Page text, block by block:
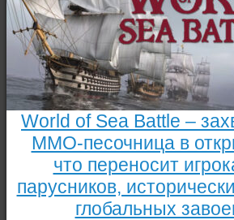
World of Sea Battle –
ММО-песочница в
что переносит
парусников,
глобальных